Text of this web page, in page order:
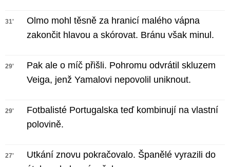
31'
Olmo mohl těsně za hranicí malého vápna
zakončit hlavou a skórovat. Bránu však minul.
29'
Pak ale o míč přišli. Pohromu odvrátil skluzem
Veiga, jenž Yamalovi nepovolil uniknout.
29'
Fotbalisté Portugalska teď kombinují na vlastní
polovině.
27'
Utkání znovu pokračovalo. Španělé vyrazili do